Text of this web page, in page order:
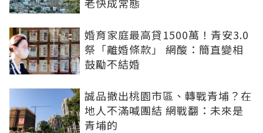
婚育家庭最高貸1500萬！青安3.0
祭「離婚條款」 網酸：簡直變相
鼓勵不結婚
誠品撤出桃園市區、轉戰青埔？在
地人不滿喊團結 網戰翻：未來是
青埔的